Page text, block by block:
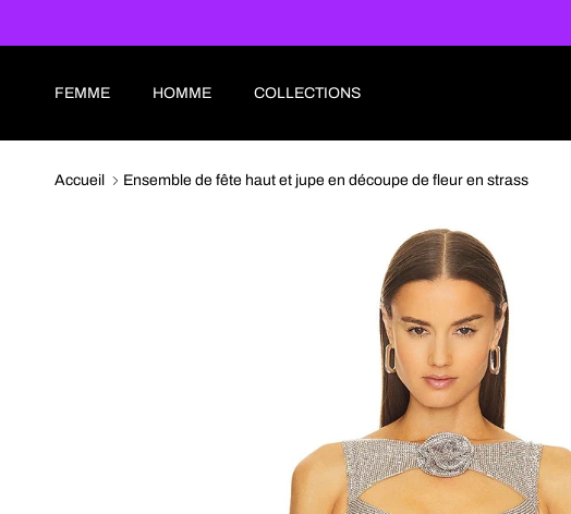
FEMME HOMME COLLECTIONS
Accueil Ensemble de fête haut et jupe en découpe de fleur en strass